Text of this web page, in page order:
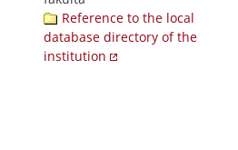
Reference to the local
database directory of the
institution